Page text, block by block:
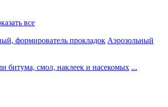
все
формирователь прокладок Аэрозольный
битума, смол, наклеек и насекомых ...